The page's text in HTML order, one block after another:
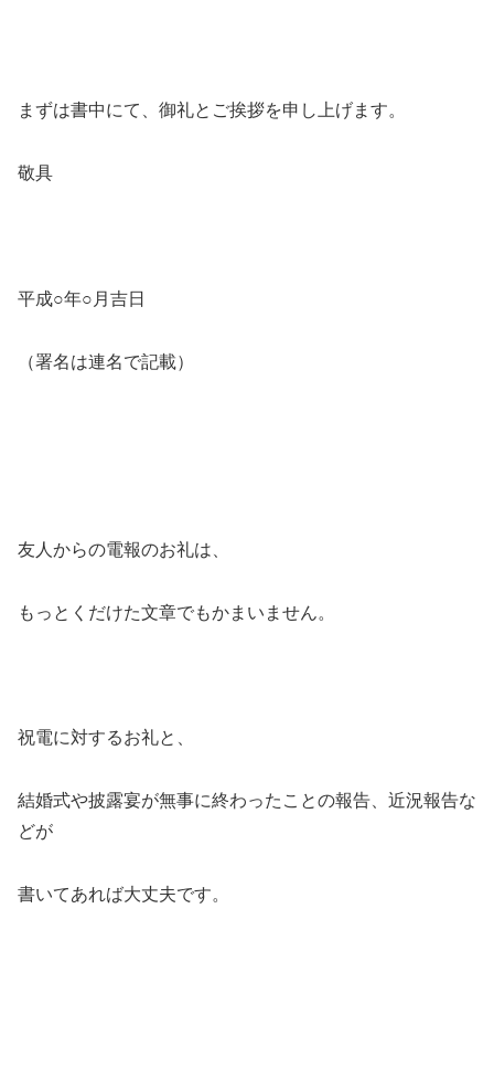
まずは書中にて、御礼とご挨拶を申し上げます。
敬具
平成○年○月吉日
（署名は連名で記載）
友人からの電報のお礼は、
もっとくだけた文章でもかまいません。
祝電に対するお礼と、
結婚式や披露宴が無事に終わったことの報告、近況報告な
どが
書いてあれば大丈夫です。